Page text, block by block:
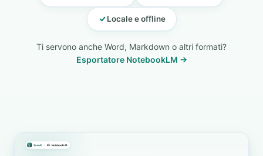
Locale e offline
Ti servono anche Word, Markdown o altri formati?
Esportatore NotebookLM →